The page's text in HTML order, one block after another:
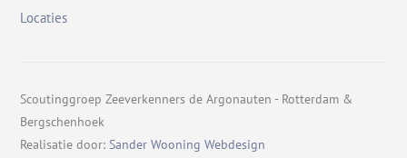
Locaties
Scoutinggroep Zeeverkenners de Argonauten - Rotterdam &
Bergschenhoek
Realisatie door: Sander Wooning Webdesign